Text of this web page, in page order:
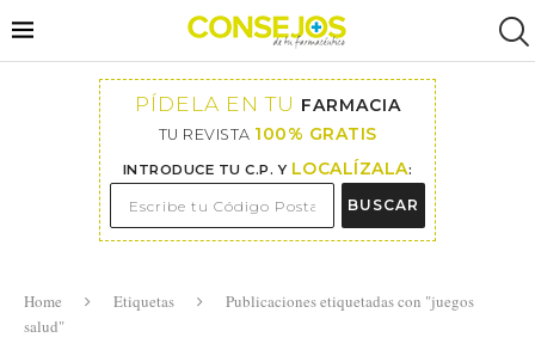
PÍDELA EN TU FARMACIA
TU REVISTA 100% GRATIS
INTRODUCE TU C.P. Y LOCALÍZALA:
BUSCAR
Home Etiquetas
Publicaciones etiquetadas con "juegos
salud"